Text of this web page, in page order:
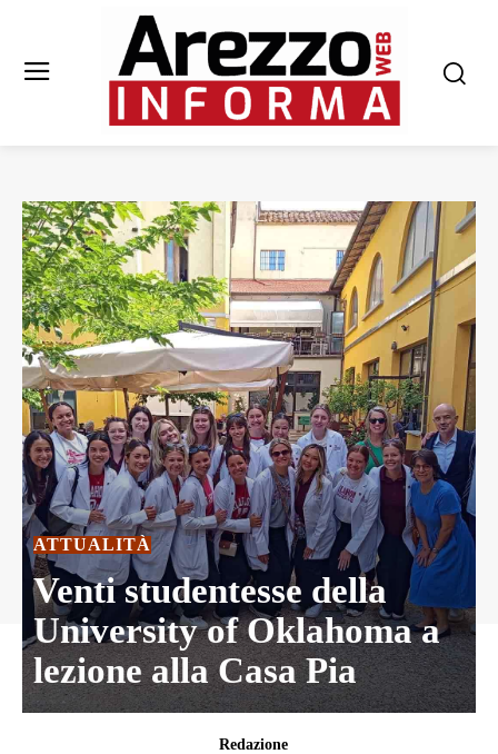
ATTUALITÀ
Venti studentesse della
University of Oklahoma a
lezione alla Casa Pia
Redazione